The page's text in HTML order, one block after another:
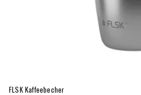
FLSK Kaffeebecher